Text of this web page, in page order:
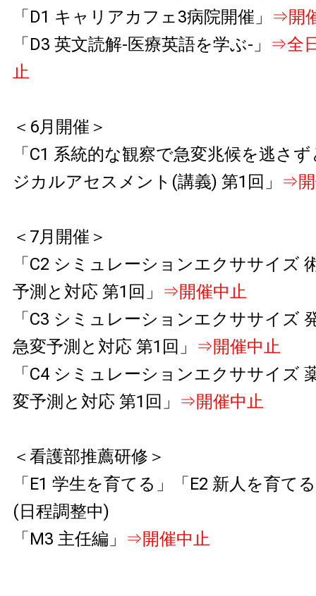
「D1 キャリアカフェ3病院開催」
⇒開
「D3 英文読解-医療英語を学ぶ-」
⇒全
止
＜6月開催＞
「C1 系統的な観察で急変兆候を逃さ
ジカルアセスメント(講義) 第1回」
⇒開
＜7月開催＞
「C2 シミュレーションエクササイズ
予測と対応 第1回」
⇒開催中止
「C3 シミュレーションエクササイズ
急変予測と対応 第1回」
⇒開催中止
「C4 シミュレーションエクササイズ
変予測と対応 第1回」
⇒開催中止
＜看護部推薦研修＞
「E1 学生を育てる」「E2 新人を育て
(日程調整中)
「M3 主任編」
⇒開催中止